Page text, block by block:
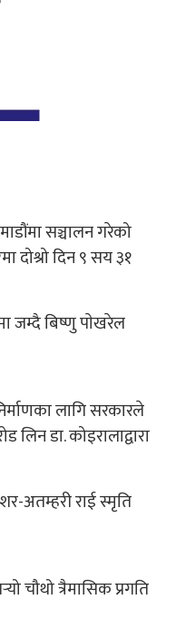
सञ्चालन गरेको
दोश्रो दिन ९ सय ३१
जम्दै बिष्णु पाेखरेल
लागि सरकारले
लिन डा. कोइरालाद्वारा
अतम्हरी राई स्मृति
चौथो त्रैमासिक प्रगति